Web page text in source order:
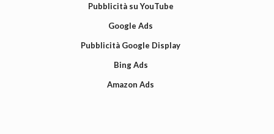
Pubblicità su YouTube
Google Ads
Pubblicità Google Display
Bing Ads
Amazon Ads